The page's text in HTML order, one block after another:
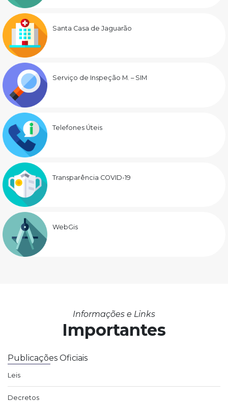
Santa Casa de Jaguarão
Serviço de Inspeção M. – SIM
Telefones Úteis
Transparência COVID-19
WebGis
Informações e Links
Importantes
Publicações Oficiais
Leis
Decretos